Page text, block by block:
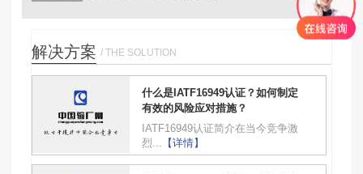
解决方案 / THE SOLUTION
什么是IATF16949认证？如何制定
有效的风险应对措施？
IATF16949认证简介在当今竞争激
烈...
【详情】